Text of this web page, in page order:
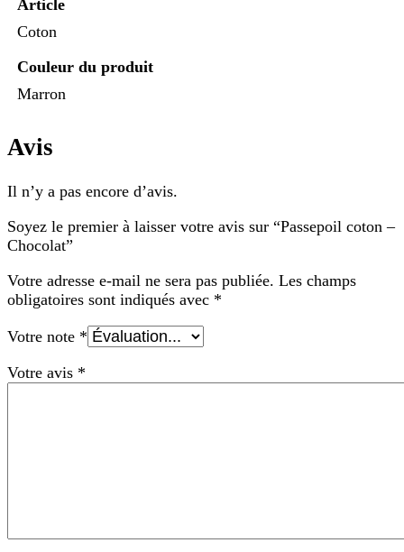
Article
Coton
Couleur du produit
Marron
Avis
Il n’y a pas encore d’avis.
Soyez le premier à laisser votre avis sur “Passepoil coton –
Chocolat”
Votre adresse e-mail ne sera pas publiée. Les champs
obligatoires sont indiqués avec *
Votre note *
Votre avis *